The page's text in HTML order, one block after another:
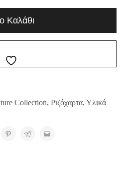
Καλάθι
Collection, Ριζόχαρτα, Υλικά